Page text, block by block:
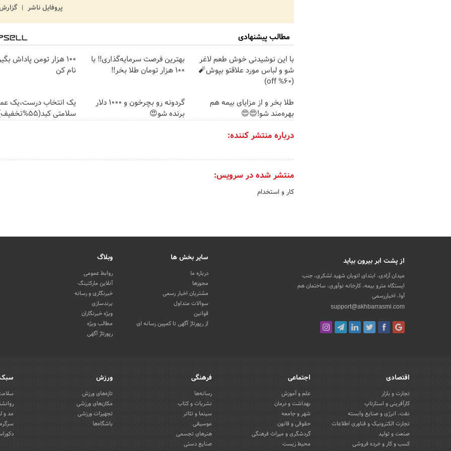
پروفایل ناشر
مطالب پیشنهادی
با این نوشیدنی خوش طعم لاغر
شو و لباس مورد علاقتو بپوش🧨
(60% off)
بهترین فرصت سرمایه‌گذاری‼️ با
100 هزار تومان طلا بخر‼️
100 هزار تومن پاداش
نام کن
طلا بخر و از مزایای بیمه هم
بهره‌مند شو!😍😍
گردونه رو بچرخون و 1000 دلار
برنده شو😍
یک انتخاب درست،یک
سلامتی کبد(55%تخفیف)
درباره منتشر کننده:
منتشر شده در سرویس:
کار و استخدام
از پشت ابر بیرون بیاید
میدان آزادی، ابتدای اتوبان شهید لشکری، جنب
ایستگاه مترو بیمه، کارخانه نوآوری، ساختمان هم
آوا، اخباررسمی
support@akhbarrasmi.com
سایر بخش ها
درباره ما
مجوزها
مشتریان اخبار رسمی
سوالات متداول
قوانین
از رپورتاژ آگهی تا کمپین رسانه ای
وبلاگ
روابط عمومی
آنلاین مارکتینگ
خبرنگاری و رسانه
برندسازی
ویژه خبرنگاران
مطالب ویژه
رپورتاژ آگهی
اقتصادی
تجارت و بازار
کارآفرینی و استارتاپ
نفت، انرژی و صنایع وابسته
تجارت الکترونیک و فناوری اطلاعات
صنعت و تولید
کسب و کار و خرده فروشی
اجتماعی
علم و آموزش
بهداشت و درمان
شهر و جامعه
حقوقی و قانون
گردشگری و میراث فرهنگی
محیط زیست
فرهنگی
رسانه‌ها
نشریات و کتاب
سینما و تئاتر
موسیقی
هنرهای تجسمی
صنایع دستی
ورزش
تازه‌های ورزش
مکان‌های ورزشی
تجهیزات ورزشی
باشگاه‌ها
مد و